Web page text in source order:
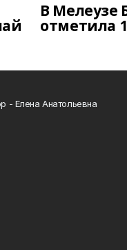
В Мелеузе
отметила
- Елена Анатольевна